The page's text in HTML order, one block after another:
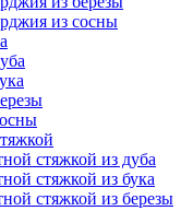
из сосны
стяжкой из дуба
стяжкой из бука
стяжкой из березы